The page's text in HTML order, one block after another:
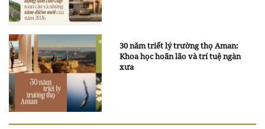
30 năm triết lý trường thọ Aman:
Khoa học hoãn lão và trí tuệ ngàn
xưa